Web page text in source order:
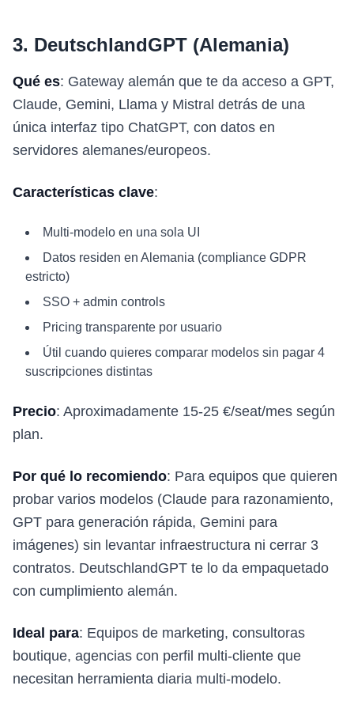
3. DeutschlandGPT (Alemania)
Qué es: Gateway alemán que te da acceso a GPT,
Claude, Gemini, Llama y Mistral detrás de una
única interfaz tipo ChatGPT, con datos en
servidores alemanes/europeos.
Características clave:
Multi-modelo en una sola UI
Datos residen en Alemania (compliance GDPR
estricto)
SSO + admin controls
Pricing transparente por usuario
Útil cuando quieres comparar modelos sin pagar 4
suscripciones distintas
Precio: Aproximadamente 15-25 €/seat/mes según
plan.
Por qué lo recomiendo: Para equipos que quieren
probar varios modelos (Claude para razonamiento,
GPT para generación rápida, Gemini para
imágenes) sin levantar infraestructura ni cerrar 3
contratos. DeutschlandGPT te lo da empaquetado
con cumplimiento alemán.
Ideal para: Equipos de marketing, consultoras
boutique, agencias con perfil multi-cliente que
necesitan herramienta diaria multi-modelo.